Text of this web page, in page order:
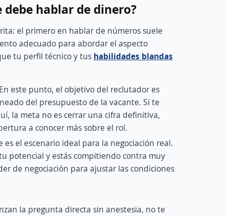
hablar de dinero?
el primero en hablar de números suele
adecuado para abordar el aspecto
tu perfil técnico y tus habilidades blandas
este punto, el objetivo del reclutador es
del presupuesto de la vacante. Si te
la meta no es cerrar una cifra definitiva,
a conocer más sobre el rol.
es el escenario ideal para la negociación real.
potencial y estás compitiendo contra muy
de negociación para ajustar las condiciones
la pregunta directa sin anestesia, no te